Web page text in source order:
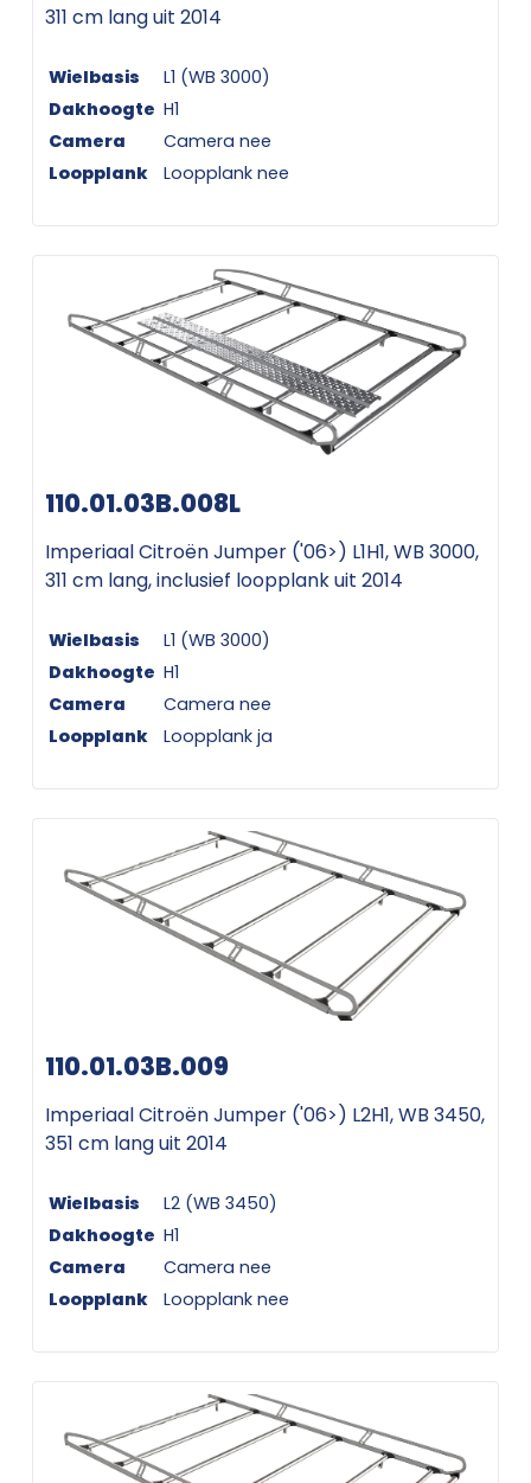
311 cm lang uit 2014
Wielbasis
L1 (WB 3000)
Dakhoogte H1
Camera
Camera nee
Loopplank
Loopplank nee
110.01.03B.008L
Imperiaal Citroën Jumper ('06>) L1H1, WB 3000,
311 cm lang, inclusief loopplank uit 2014
Wielbasis
L1 (WB 3000)
Dakhoogte H1
Camera
Camera nee
Loopplank
Loopplank ja
110.01.03B.009
Imperiaal Citroën Jumper ('06>) L2H1, WB 3450,
351 cm lang uit 2014
Wielbasis
L2 (WB 3450)
Dakhoogte H1
Camera
Camera nee
Loopplank
Loopplank nee